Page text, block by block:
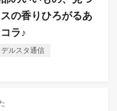
の香りひろがるあ
ラ♪
デルスタ通信